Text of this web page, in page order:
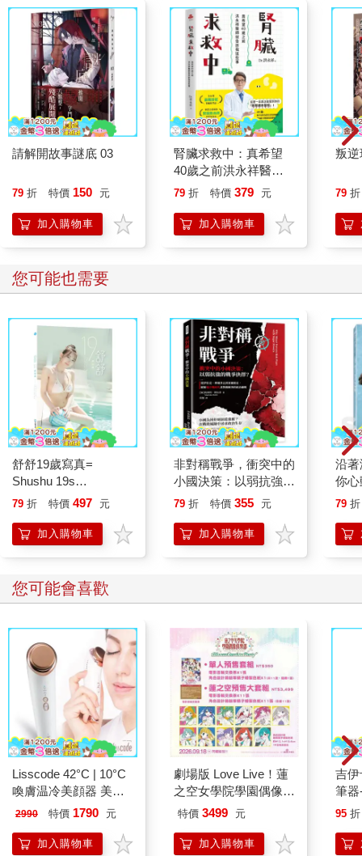
請解開故事謎底 03
79 折 特價 150 元
加入購物車
腎臟求救中：真希望
40歲之前洪永祥醫師
就告訴我這些事
79 折 特價 379 元
加入購物車
叛逆
79 折
您可能也需要
舒舒19歲寫真=
Shushu 19s
photography
79 折 特價 497 元
加入購物車
非對稱戰爭，衝突中的
小國決策：以弱抗強的
戰爭抉擇？從伊拉克、
解析後冷戰時代非對稱
衝突的政治邏輯
79 折 特價 355 元
加入購物車
沿
你心動 李雅
感
79 折
您可能會喜歡
Lisscode 42°C | 10°C
喚膚温冷美顔器 美膚
儀
2990 特價 1790 元
加入購物車
劇場版 Love Live！蓮
之空女學院學園偶像俱
樂部 Bloom Garden
組
特價 3499 元
加入購物車
吉
筆器
95 折